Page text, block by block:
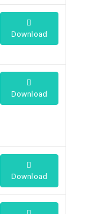
Download
Download
Download